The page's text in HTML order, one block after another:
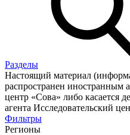
Разделы
Настоящий материал
распространен иностранным
центр «Сова» либо касается
агента Исследовательский
Фильтры
Регионы